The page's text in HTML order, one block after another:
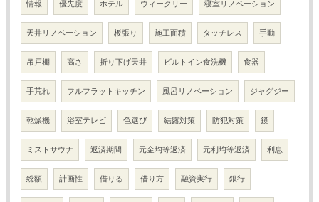
情報 優先度 ホテル ウィークリー 寝室リノベーション
天井リノベーション 板張り 施工面積 タッチレス 手動
吊戸棚 高さ 折り下げ天井 ビルトイン食洗機 食器
手荒れ フルフラットキッチン 風呂リノベーション ジャグジー
乾燥機 浴室テレビ 色選び 結露対策 防犯対策 鏡
ミストサウナ 返済期間 元金均等返済 元利均等返済 利息
総額 計画性 借りる 借り方 融資実行 銀行